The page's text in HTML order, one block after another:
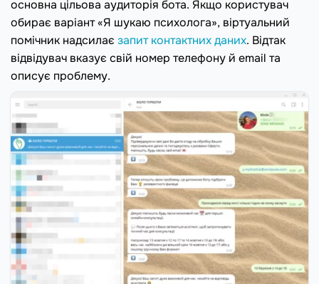
основна цільова аудиторія бота. Якщо користувач
обирає варіант «Я шукаю психолога», віртуальний
помічник надсилає запит контактних даних. Відтак
відвідувач вказує свій номер телефону й email та
описує проблему.